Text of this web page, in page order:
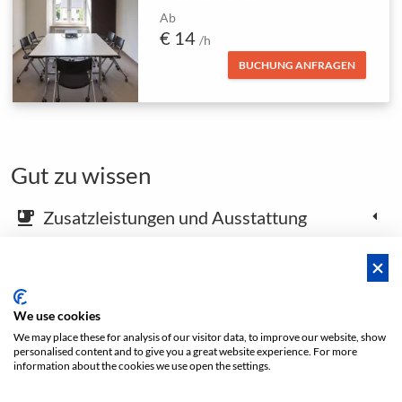
Ab
€ 14 /h
BUCHUNG ANFRAGEN
Gut zu wissen
emoji_food_beverage Zusatzleistungen und Ausstattung
Footer öffnen
We use cookies
We may place these for analysis of our visitor data, to improve our website, show
personalised content and to give you a great website experience. For more
information about the cookies we use open the settings.